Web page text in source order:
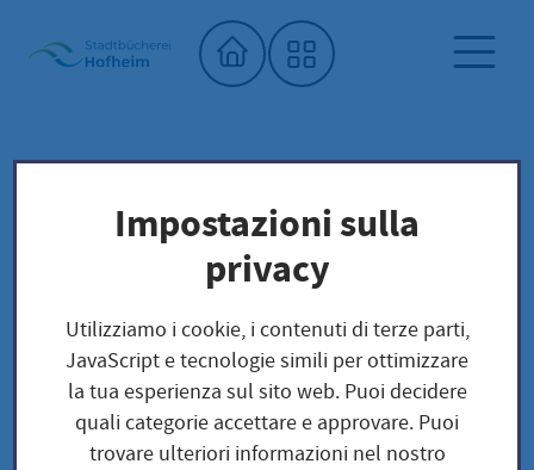
Home"
Biblioteca comunale
Biblioteca dei semi
Unser Saatgut: Aussaat - Ernte -
Kohl und Körner
BROKKOLI
BROKKOLI
Impostazioni sulla
privacy
Utilizziamo i cookie, i contenuti di terze parti,
JavaScript e tecnologie simili per ottimizzare
la tua esperienza sul sito web. Puoi decidere
quali categorie accettare e approvare. Puoi
trovare ulteriori informazioni nel nostro